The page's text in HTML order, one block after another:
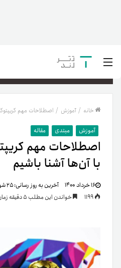
خانه / آموزش / اصطلاحات مهم
آموزش مبتدی مقاله
اصطلاحات مهم
با آن‌ها آشنا باشیم
۱۶ خرداد ۱۴۰۰ آخرین به روز رسانی:۲۵ شهریور ۱۴۰۳
خواندن این مطلب 5 دقیقه زمان میبرد